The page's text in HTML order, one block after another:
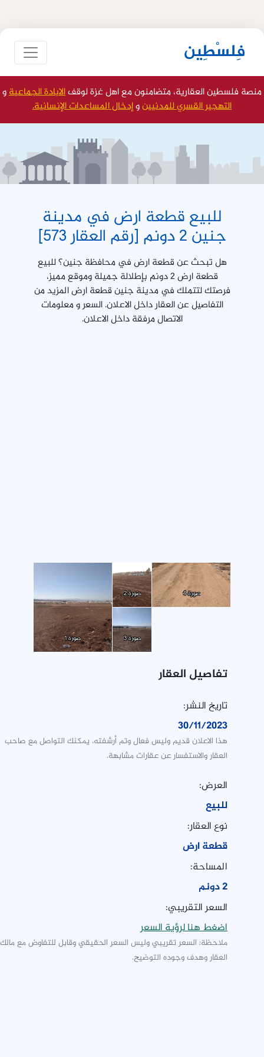
فِلسْطِين
منصة فلسطين العقارية، متضامنون مع اهل غزة لوقفالابادة الجماعيةو
التهجير القسري للمدنيينوإدخال المساعدات الإنسانية.
للبيع قطعة ارض في مدينة
جنين 2 دونم [رقم العقار 573]
هل تبحث عن قطعة ارض في محافظة جنين؟ للبيع
قطعة ارض 2 دونم بإطلالة جميلة وموقع مميز،
فرصتك لتتملك في مدينة جنين قطعة ارض المزيد من
التفاصيل عن العقار داخل الاعلان. السعر و معلومات
الاتصال مرفقة داخل الاعلان.
صورة 1
صورة 2
صورة 3
صورة 4
تفاصيل العقار
تاريخ النشر:
30/11/2023
هذا الاعلان قديم وليس فعال وتم أرشفته، يمكنك التواصل مع صاحب
العقار والاستفسار عن عقارات مشابهة.
العرض:
للبيع
نوع العقار:
قطعة ارض
المساحة:
2 دونم
السعر التقريبي:
اضغط هنا لرؤية السعر
ملاحظة: السعر تقريبي وليس السعر الحقيقي وقابل للتفاوض مع مالك
العقار وهدف وجوده التوضيح.